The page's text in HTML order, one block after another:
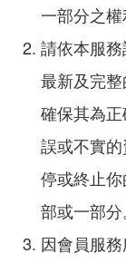
一部分之權
請依本服務
最新及完
確保其為
誤或不實
停或終止
部或一部分
因會員服